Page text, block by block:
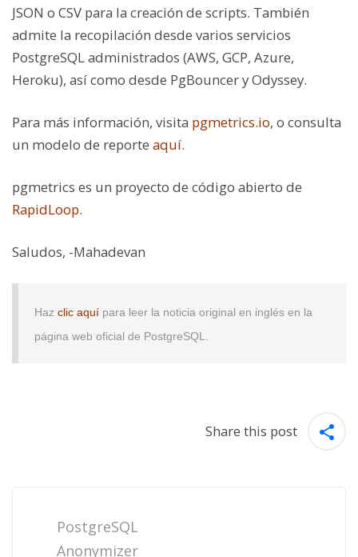
JSON o CSV para la creación de scripts. También
admite la recopilación desde varios servicios
PostgreSQL administrados (AWS, GCP, Azure,
Heroku), así como desde PgBouncer y Odyssey.
Para más información, visita pgmetrics.io, o consulta
un modelo de reporte aquí.
pgmetrics es un proyecto de código abierto de
RapidLoop.
Saludos, -Mahadevan
Haz clic aquí para leer la noticia original en inglés en la
página web oficial de PostgreSQL.
Share this post
navigation
PostgreSQL
Anonymizer